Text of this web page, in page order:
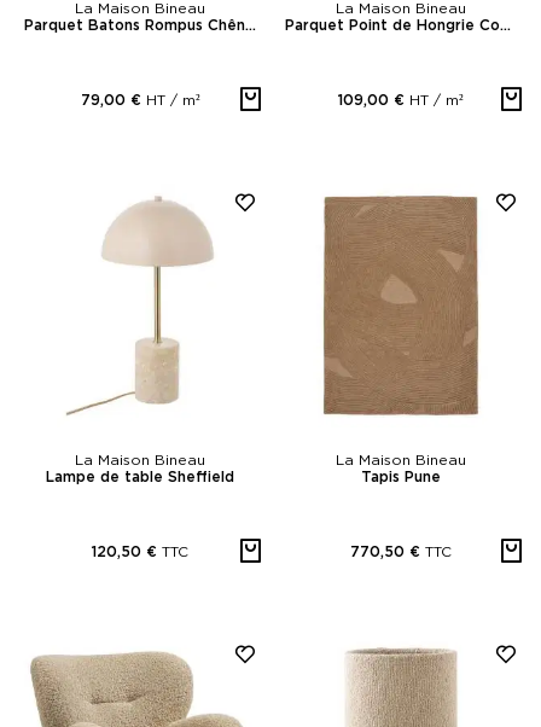
La Maison Bineau
Parquet Batons Rompus Chêne Contrecollé Apollo
79,00 € HT / m²
La Maison Bineau
Parquet Point de Hongrie Contrecollé Chêne Celeste
109,00 € HT / m²
La Maison Bineau
Lampe de table Sheffield
120,50 € TTC
La Maison Bineau
Tapis Pune
770,50 € TTC